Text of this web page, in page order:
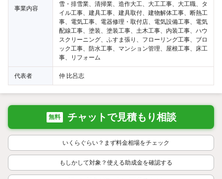
事業内容
雪・排雪業、清掃業、造作大工、大工工事、大工職、タ
イル工事、建具工事、建具取付、建物解体工事、断熱工
事、電気工事、電器修理・取付店、電気設備工事、電気
配線工事、塗装、塗装工事、土木工事、内装工事、ハウ
スクリーニング、ふすま張り、フローリング工事、ブロ
ック工事、防水工事、マンション管理、屋根工事、床工
事、リフォーム
代表者 仲 比呂志
無料 チャットで見積もり相談
いくらぐらい？まず料金相場をチェック
もしかして対象？使える助成金を確認する